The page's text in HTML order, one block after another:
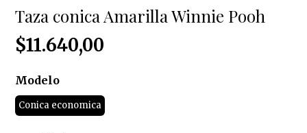
Taza conica Amarilla Winnie Pooh
$11.640,00
Modelo
Conica economica